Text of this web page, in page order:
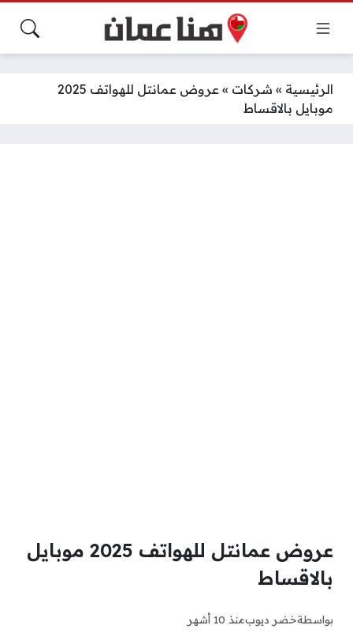
الرئيسية » شركات »
عروض عمانتل للهواتف 2025
موبايل بالاقساط
عروض عمانتل للهواتف 2025 موبايل
بالاقساط
بواسطةخضر ديوبمنذ 10 أشهر